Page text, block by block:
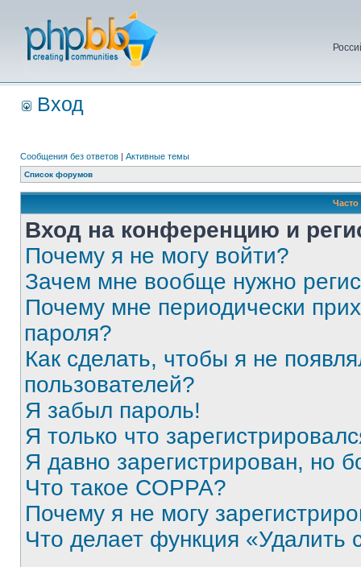
Вход
Сообщения без ответов | Активные темы
Список форумов
Вход на конференцию и
Почему я не могу войти?
Зачем мне вообще нужно
Почему мне периодически
пароля?
Как сделать, чтобы я не
пользователей?
Я забыл пароль!
Я только что
Я давно зарегистрирован, но
Что такое COPPA?
Почему я не могу
Что делает функция «Удалить